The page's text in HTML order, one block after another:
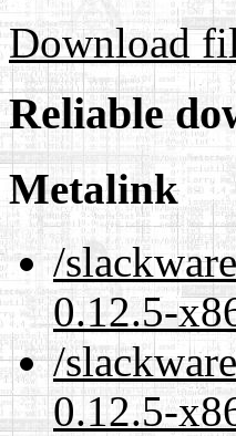
Download
Reliable
Metalink
/
0.12.5-
/
0.12.5-